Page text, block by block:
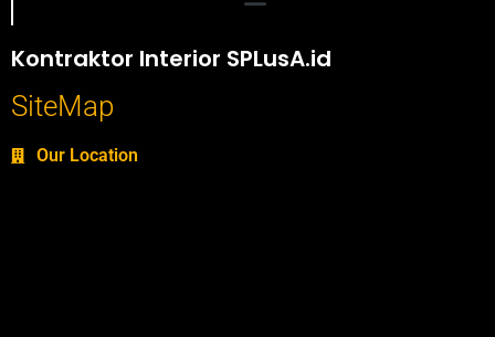
Kontraktor Interior SPLusA.id
SiteMap
Our Location